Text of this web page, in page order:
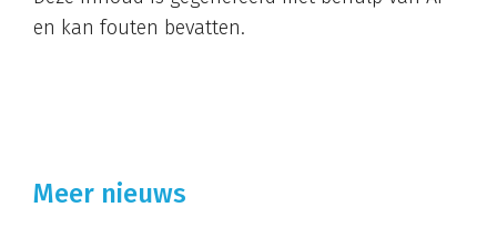
en kan fouten bevatten.
Meer nieuws